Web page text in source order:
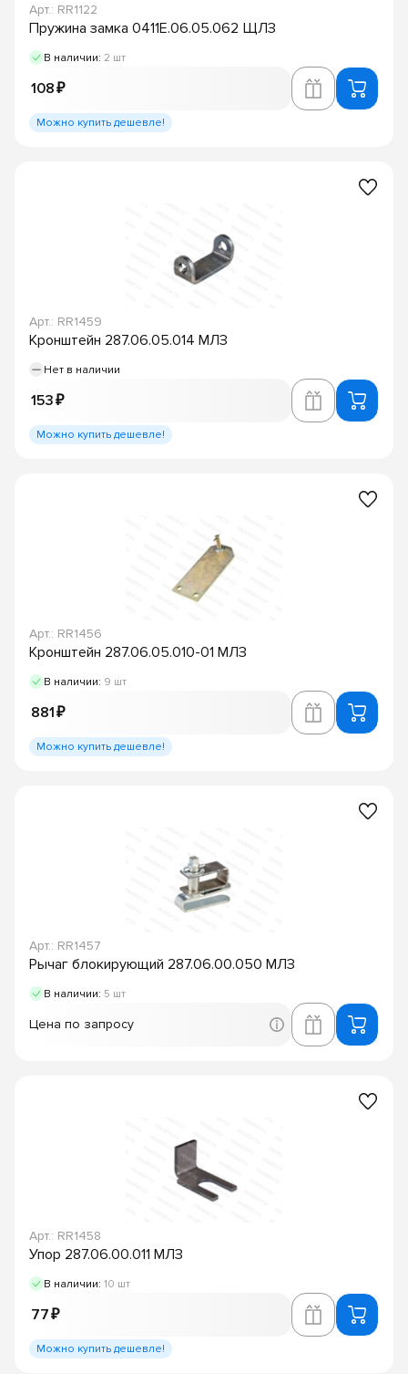
Арт.: RR1122
Пружина замка 0411Е.06.05.062 ЩЛЗ
В наличии: 2 шт
108 ₽
Можно купить дешевле!
Арт.: RR1459
Кронштейн 287.06.05.014 МЛЗ
Нет в наличии
153 ₽
Можно купить дешевле!
Арт.: RR1456
Кронштейн 287.06.05.010-01 МЛЗ
В наличии: 9 шт
881 ₽
Можно купить дешевле!
Арт.: RR1457
Рычаг блокирующий 287.06.00.050 МЛЗ
В наличии: 5 шт
Цена по запросу
Арт.: RR1458
Упор 287.06.00.011 МЛЗ
В наличии: 10 шт
77 ₽
Можно купить дешевле!